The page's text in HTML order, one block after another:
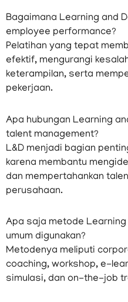
Bagaimana Learning and
employee performance?
Pelatihan yang tepat
efektif, mengurangi
keterampilan, serta
pekerjaan.
Apa hubungan Learning
talent management?
L&D menjadi bagian
karena membantu
dan mempertahankan
perusahaan.
Apa saja metode
umum digunakan?
Metodenya meliputi
coaching, workshop, e-
simulasi, dan on-the-job